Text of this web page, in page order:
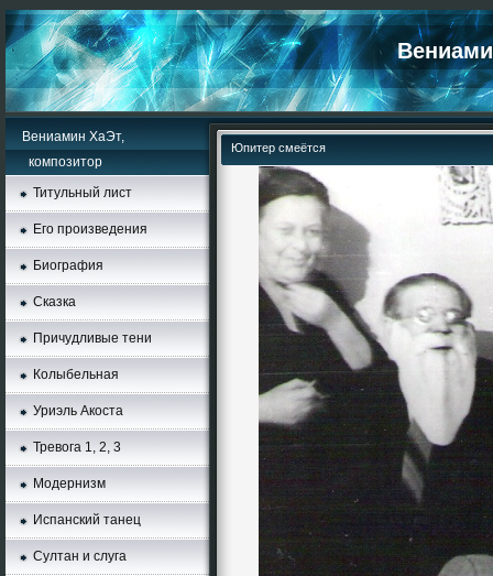
Вениамин ХаЭт,
композитор
Титульный лист
Его произведения
Биография
Сказка
Причудливые тени
Колыбельная
Уриэль Акоста
Тревога 1, 2, 3
Moдернизм
Испанский танец
Султан и слуга
Юпитер смеётся